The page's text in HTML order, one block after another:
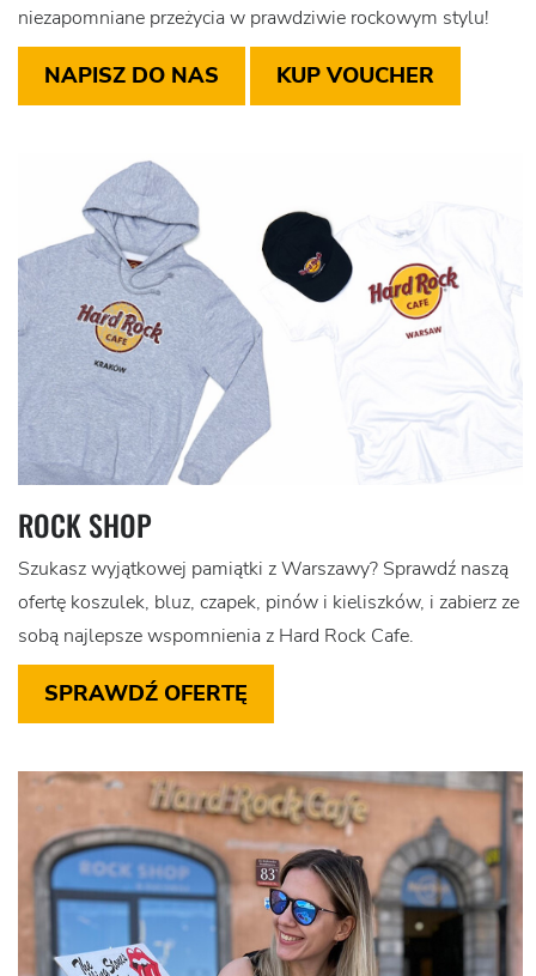
niezapomniane przeżycia w prawdziwie rockowym stylu!
NAPISZ DO NAS KUP VOUCHER
ROCK SHOP
Szukasz wyjątkowej pamiątki z Warszawy? Sprawdź naszą
ofertę koszulek, bluz, czapek, pinów i kieliszków, i zabierz ze
sobą najlepsze wspomnienia z Hard Rock Cafe.
SPRAWDŹ OFERTĘ